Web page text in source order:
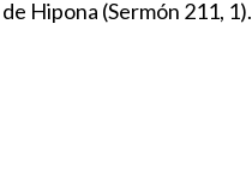
Hipona (Sermón 211, 1).